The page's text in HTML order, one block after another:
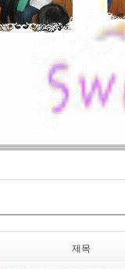
제목